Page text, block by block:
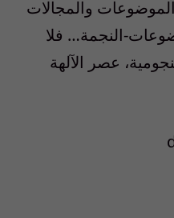
والمجالات
النجمة… فلا
عصر الآلهة